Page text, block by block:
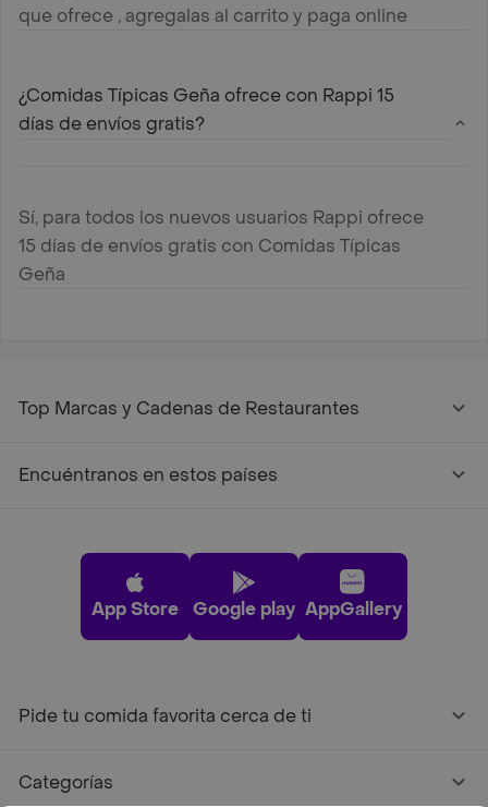
que ofrece , agregalas al carrito y paga online
¿Comidas Típicas Geña ofrece con Rappi 15
días de envíos gratis?
Sí, para todos los nuevos usuarios Rappi ofrece
15 días de envíos gratis con Comidas Típicas
Geña
Top Marcas y Cadenas de Restaurantes
Encuéntranos en estos países
App Store Google play AppGallery
Pide tu comida favorita cerca de ti
Categorías